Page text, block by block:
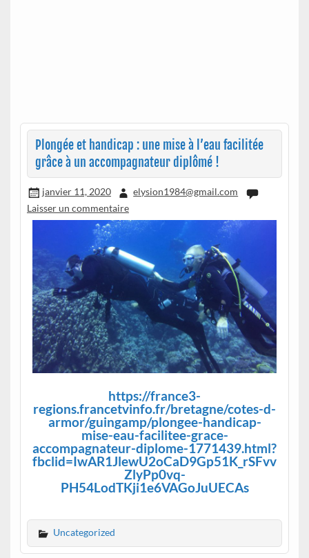
Plongée et handicap : une mise à l’eau facilitée
grâce à un accompagnateur diplômé !
janvier 11, 2020
elysion1984@gmail.com
Laisser un commentaire
https://france3-
regions.francetvinfo.fr/bretagne/cotes-d-
armor/guingamp/plongee-handicap-
mise-eau-facilitee-grace-
accompagnateur-diplome-1771439.html?
fbclid=IwAR1JlewU2oCaD9Gp51K_rSFvv
ZlyPp0vq-
PH54LodTKji1e6VAGoJuUECAs
Uncategorized